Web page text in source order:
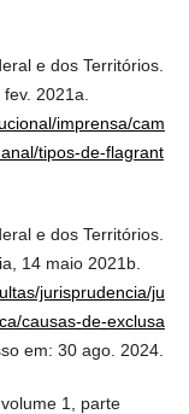
e dos Territórios.
2021a.
imprensa/cam
tipos-de-flagrant
e dos Territórios.
14 maio 2021b.
jurisprudencia/ju
causas-de-exclusa
em: 30 ago. 2024.
1, parte